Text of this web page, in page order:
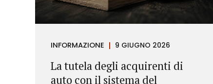
INFORMAZIONE 9 GIUGNO 2026
La tutela degli acquirenti di
auto con il sistema del